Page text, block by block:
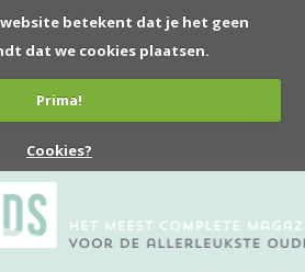
betekent dat je het geen
dat we cookies plaatsen.
Prima!
Cookies?